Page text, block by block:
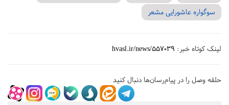
سوگواره عاشورایی مشعر
لینک کوتاه خبر: hvasl.ir/news/557039
حلقه وصل را در پیام‌رسان‌ها دنبال کنید